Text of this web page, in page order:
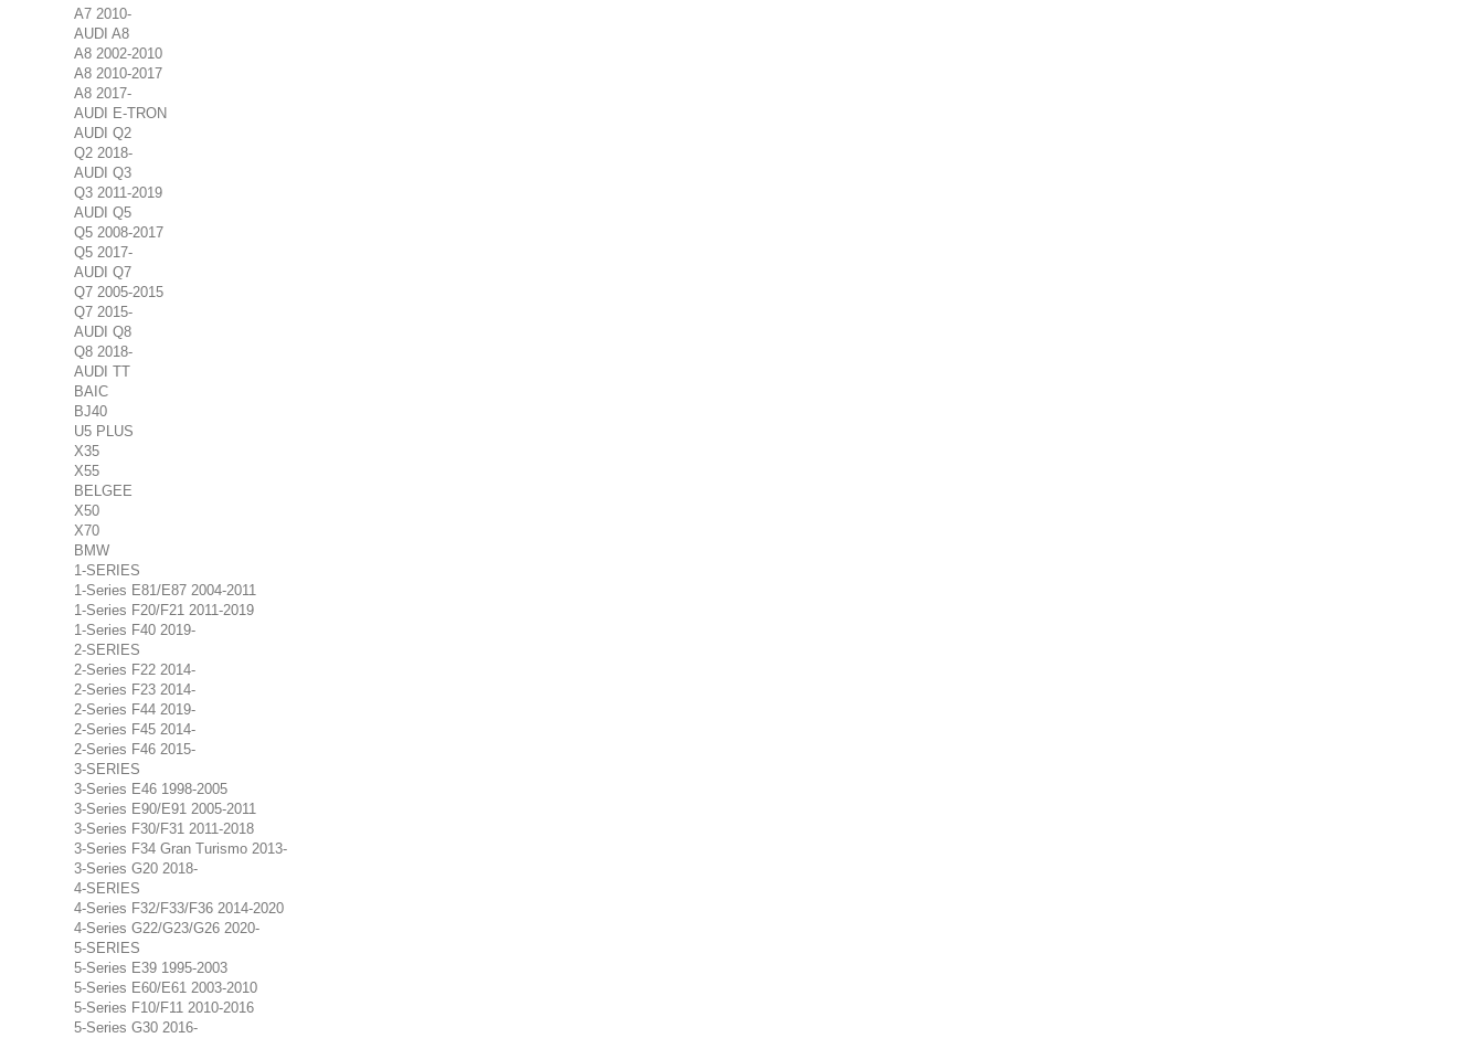
A7 2010-
AUDI A8
A8 2002-2010
A8 2010-2017
A8 2017-
AUDI E-TRON
AUDI Q2
Q2 2018-
AUDI Q3
Q3 2011-2019
AUDI Q5
Q5 2008-2017
Q5 2017-
AUDI Q7
Q7 2005-2015
Q7 2015-
AUDI Q8
Q8 2018-
AUDI TT
BAIC
BJ40
U5 PLUS
X35
X55
BELGEE
X50
X70
BMW
1-SERIES
1-Series E81/E87 2004-2011
1-Series F20/F21 2011-2019
1-Series F40 2019-
2-SERIES
2-Series F22 2014-
2-Series F23 2014-
2-Series F44 2019-
2-Series F45 2014-
2-Series F46 2015-
3-SERIES
3-Series E46 1998-2005
3-Series E90/E91 2005-2011
3-Series F30/F31 2011-2018
3-Series F34 Gran Turismo 2013-
3-Series G20 2018-
4-SERIES
4-Series F32/F33/F36 2014-2020
4-Series G22/G23/G26 2020-
5-SERIES
5-Series E39 1995-2003
5-Series E60/E61 2003-2010
5-Series F10/F11 2010-2016
5-Series G30 2016-